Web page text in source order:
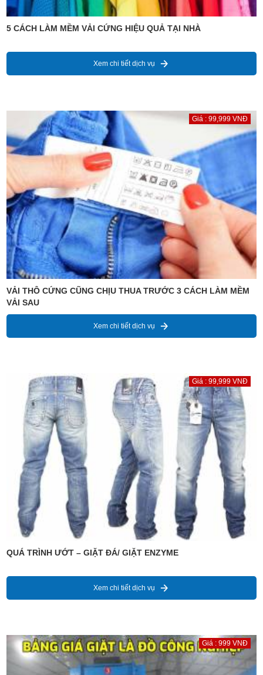
5 CÁCH LÀM MỀM VẢI CỨNG HIỆU QUẢ TẠI NHÀ
Xem chi tiết dịch vụ
Giá : 99,999 VNĐ
VẢI THÔ CỨNG CŨNG CHỊU THUA TRƯỚC 3 CÁCH LÀM MỀM
VẢI SAU
Xem chi tiết dịch vụ
Giá : 99,999 VNĐ
QUÁ TRÌNH ƯỚT – GIẶT ĐÁ/ GIẶT ENZYME
Xem chi tiết dịch vụ
Giá : 999 VNĐ